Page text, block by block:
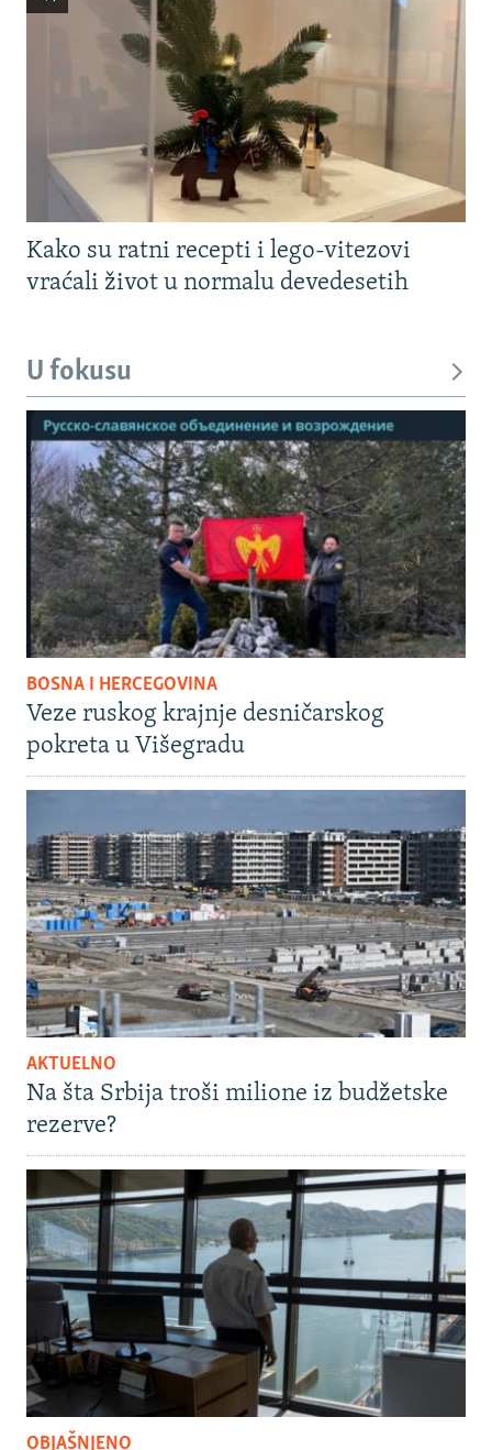
Kako su ratni recepti i lego-vitezovi
vraćali život u normalu devedesetih
U fokusu
BOSNA I HERCEGOVINA
Veze ruskog krajnje desničarskog
pokreta u Višegradu
AKTUELNO
Na šta Srbija troši milione iz budžetske
rezerve?
OBJAŠNJENO